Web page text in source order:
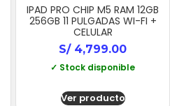
IPAD PRO CHIP M5 RAM 12GB
256GB 11 PULGADAS WI-FI +
CELULAR
S/4,799.00
✓ Stock disponible
Ver producto